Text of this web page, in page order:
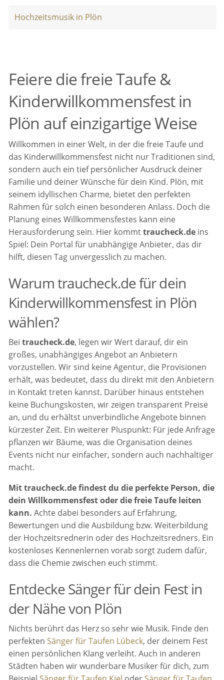
Hochzeitsmusik in Plön
Feiere die freie Taufe &
Kinderwillkommensfest in
Plön auf einzigartige Weise
Willkommen in einer Welt, in der die freie Taufe und
das Kinderwillkommensfest nicht nur Traditionen sind,
sondern auch ein tief persönlicher Ausdruck deiner
Familie und deiner Wünsche für dein Kind. Plön, mit
seinem idyllischen Charme, bietet den perfekten
Rahmen für solch einen besonderen Anlass. Doch die
Planung eines Willkommensfestes kann eine
Herausforderung sein. Hier kommttraucheck.de ins
Spiel: Dein Portal für unabhängige Anbieter, das dir
hilft, diesen Tag unvergesslich zu machen.
Warum traucheck.de für dein
Kinderwillkommensfest in Plön
wählen?
Beitraucheck.de, legen wir Wert darauf, dir ein
großes, unabhängiges Angebot an Anbietern
vorzustellen. Wir sind keine Agentur, die Provisionen
erhält, was bedeutet, dass du direkt mit den Anbietern
in Kontakt treten kannst. Darüber hinaus entstehen
keine Buchungskosten, wir zeigen transparent Preise
an, und du erhältst unverbindliche Angebote binnen
kürzester Zeit. Ein weiterer Pluspunkt: Für jede Anfrage
pflanzen wir Bäume, was die Organisation deines
Events nicht nur einfacher, sondern auch nachhaltiger
macht.
Mit traucheck.de findest du die perfekte Person, die
dein Willkommensfest oder die freie Taufe leiten
kann. Achte dabei besonders auf Erfahrung,
Bewertungen und die Ausbildung bzw. Weiterbildung
der Hochzeitsrednerin oder des Hochzeitsredners. Ein
kostenloses Kennenlernen vorab sorgt zudem dafür,
dass die Chemie zwischen euch stimmt.
Entdecke Sänger für dein Fest in
der Nähe von Plön
Nichts berührt das Herz so sehr wie Musik. Finde den
perfektenSänger für Taufen Lübeck, der deinem Fest
einen persönlichen Klang verleiht. Auch in anderen
Städten haben wir wunderbare Musiker für dich, zum